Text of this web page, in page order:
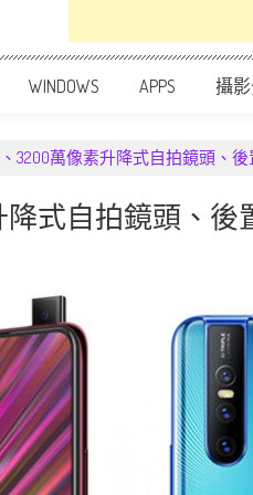
WINDOWS APPS 攝
3200萬像素升降式自拍鏡頭、後
式自拍鏡頭、後